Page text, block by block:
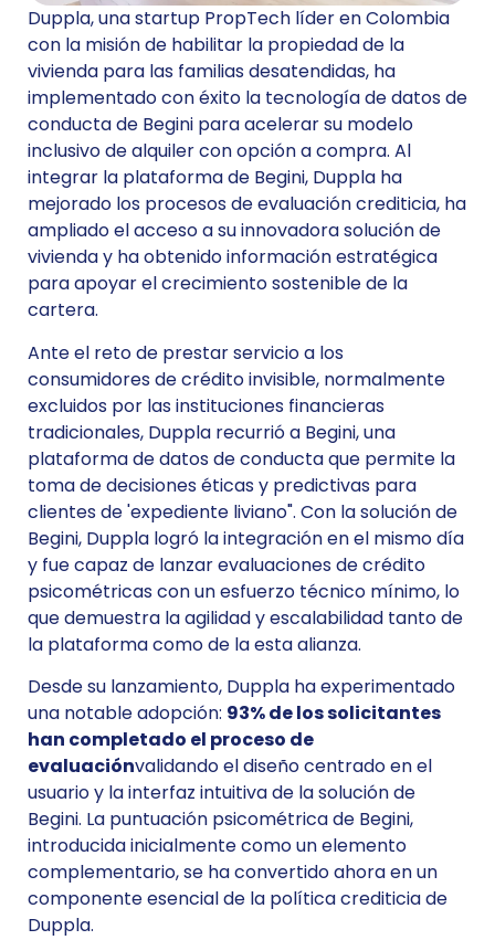
Duppla, una startup PropTech líder en Colombia
con la misión de habilitar la propiedad de la
vivienda para las familias desatendidas, ha
implementado con éxito la tecnología de datos de
conducta de Begini para acelerar su modelo
inclusivo de alquiler con opción a compra. Al
integrar la plataforma de Begini, Duppla ha
mejorado los procesos de evaluación crediticia, ha
ampliado el acceso a su innovadora solución de
vivienda y ha obtenido información estratégica
para apoyar el crecimiento sostenible de la
cartera.
Ante el reto de prestar servicio a los
consumidores de crédito invisible, normalmente
excluidos por las instituciones financieras
tradicionales, Duppla recurrió a Begini, una
plataforma de datos de conducta que permite la
toma de decisiones éticas y predictivas para
clientes de 'expediente liviano". Con la solución de
Begini, Duppla logró la integración en el mismo día
y fue capaz de lanzar evaluaciones de crédito
psicométricas con un esfuerzo técnico mínimo, lo
que demuestra la agilidad y escalabilidad tanto de
la plataforma como de la esta alianza.
Desde su lanzamiento, Duppla ha experimentado
una notable adopción: 93% de los solicitantes
han completado el proceso de
evaluaciónvalidando el diseño centrado en el
usuario y la interfaz intuitiva de la solución de
Begini. La puntuación psicométrica de Begini,
introducida inicialmente como un elemento
complementario, se ha convertido ahora en un
componente esencial de la política crediticia de
Duppla.